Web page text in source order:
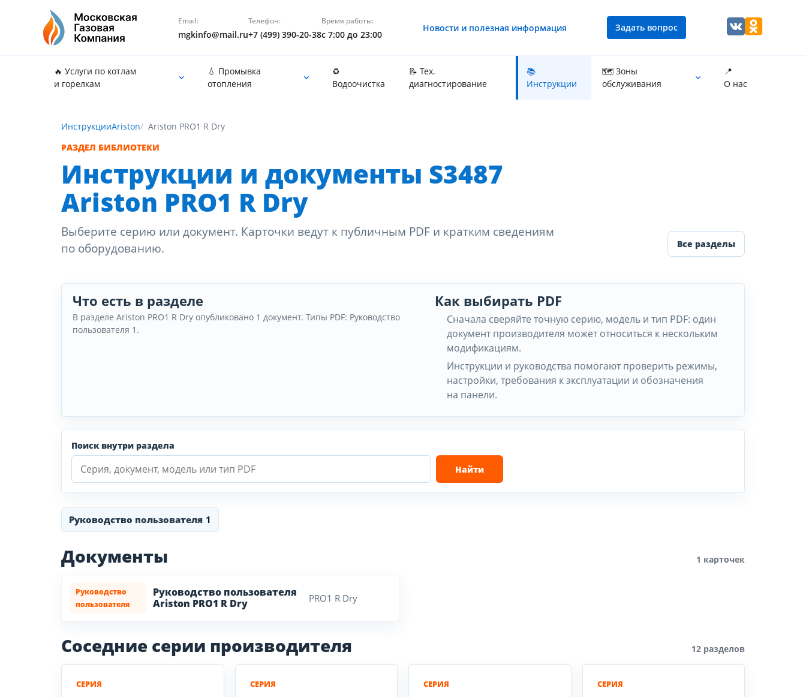
Email:
mgkinfo@mail.ru
Телефон:
+7 (499) 390-20-38
Время работы:
с 7:00 до 23:00
Новости и полезная информация Задать вопрос
🔥 Услуги по котлам
и горелкам
💧 Промывка
отопления
♻️
Водоочистка
📝 Тех.
диагностирование
📚
Инструкции
🗺 Зоны
обслуживания
📍
О нас
ИнструкцииAriston
Ariston PRO1 R Dry
РАЗДЕЛ БИБЛИОТЕКИ
Инструкции и документы S3487
Ariston PRO1 R Dry
Выберите серию или документ. Карточки ведут к публичным PDF и кратким сведениям
по оборудованию.
Все разделы
Что есть в разделе
В разделе Ariston PRO1 R Dry опубликовано 1 документ. Типы PDF: Руководство
пользователя 1.
Как выбирать PDF
Сначала сверяйте точную серию, модель и тип PDF: один
документ производителя может относиться к нескольким
модификациям.
Инструкции и руководства помогают проверить режимы,
настройки, требования к эксплуатации и обозначения
на панели.
Поиск внутри раздела
Найти
Руководство пользователя 1
Документы 1 карточек
Руководство
пользователя
Руководство пользователя
Ariston PRO1 R Dry
PRO1 R Dry
Соседние серии производителя 12 разделов
СЕРИЯ СЕРИЯ СЕРИЯ СЕРИЯ